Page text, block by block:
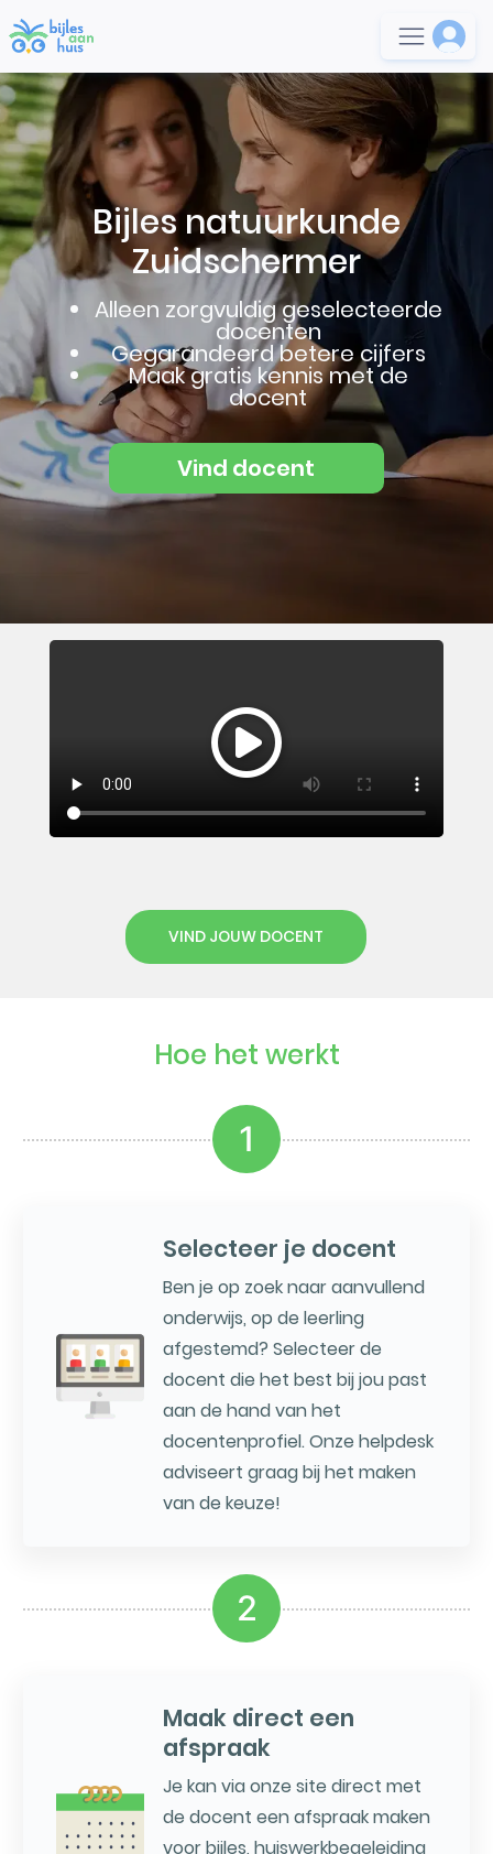
Bijles natuurkunde
Zuidschermer
Alleen zorgvuldig geselecteerde
docenten
Gegarandeerd betere cijfers
Maak gratis kennis met de
docent
Vind docent
VIND JOUW DOCENT
Hoe het werkt
1
Selecteer je docent
Ben je op zoek naar aanvullend
onderwijs, op de leerling
afgestemd? Selecteer de
docent die het best bij jou past
aan de hand van het
docentenprofiel. Onze helpdesk
adviseert graag bij het maken
van de keuze!
2
Maak direct een
afspraak
Je kan via onze site direct met
de docent een afspraak maken
voor bijles, huiswerkbegeleiding